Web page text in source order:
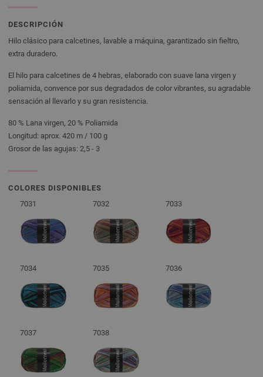
DESCRIPCIÓN
Hilo clásico para calcetines, lavable a máquina, garantizado sin fieltro,
extra duradero.
El hilo para calcetines de 4 hebras, elaborado con suave lana virgen y
poliamida, convence por sus degradados de color vibrantes, su agradable
sensación al llevarlo y su gran resistencia.
80 % Lana virgen, 20 % Poliamida
Longitud: aprox. 420 m / 100 g
Grosor de las agujas: 2,5 - 3
COLORES DISPONIBLES
7031
7032 7033
7034 7035 7036
7037 7038